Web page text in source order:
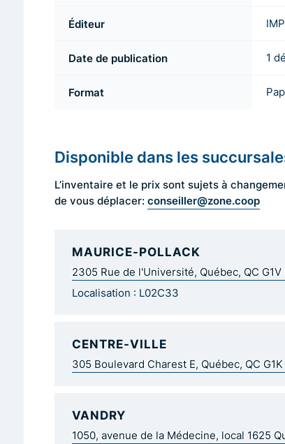
Éditeur
Date de publication 1
Format
Disponible dans les
L’inventaire et le prix sont sujets à
de vous déplacer: conseiller@zone.coop
MAURICE-POLLACK
2305 Rue de l'Université, Québec, QC G1V
Localisation : L02C33
CENTRE-VILLE
305 Boulevard Charest E, Québec, QC
VANDRY
1050, avenue de la Médecine, local 1625